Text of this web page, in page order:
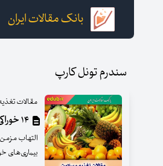
بانک مقالات ایران
سندرم تونل کارپ
مقالات
التهاب
بیماری‌های